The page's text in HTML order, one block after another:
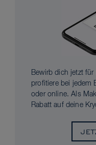
Bewirb dich jetzt für
profitiere bei jedem
oder online. Als
Rabatt auf deine